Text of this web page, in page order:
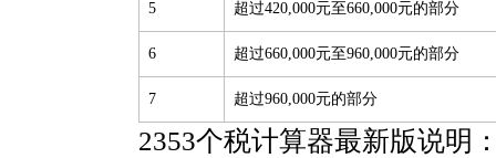
5 超过420,000元至660,000元的部分
6 超过660,000元至960,000元的部分
7 超过960,000元的部分
2353个税计算器最新版说明